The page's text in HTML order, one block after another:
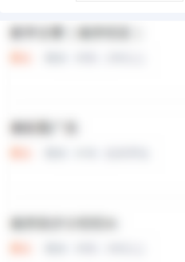
本站职位 盟站职位